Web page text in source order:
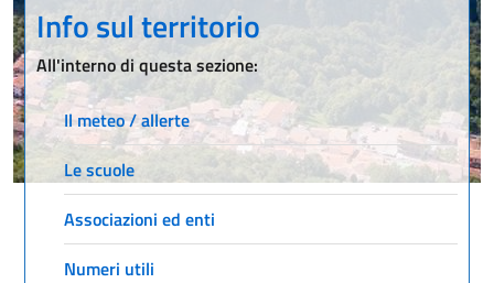
Info sul territorio
All'interno di questa sezione:
Il meteo / allerte
Le scuole
Associazioni ed enti
Numeri utili